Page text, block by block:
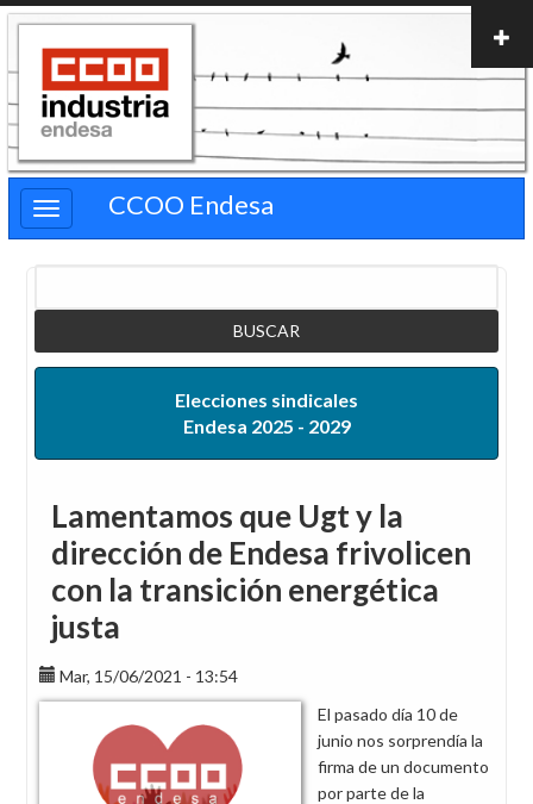
Pasar
contenido
principal
CCOO Endesa
Elecciones sindicales
Endesa 2025 - 2029
Lamentamos que Ugt y la
dirección de Endesa frivolicen
con la transición energética
justa
Mar, 15/06/2021 - 13:54
El pasado día 10 de
junio nos sorprendía la
firma de un documento
por parte de la